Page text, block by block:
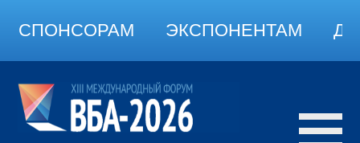
СПОНСОРАМ ЭКСПОНЕНТАМ